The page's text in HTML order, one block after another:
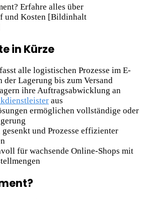
Erfahre alles über
und Kosten [Bildinhalt
in Kürze
alle logistischen Prozesse im E-
der Lagerung bis zum Versand
ihre Auftragsabwicklung an
aus
ermöglichen vollständige oder
und Prozesse effizienter
für wachsende Online-Shops mit